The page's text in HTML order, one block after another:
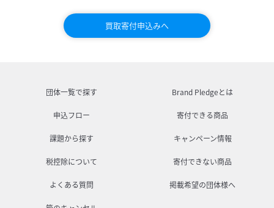
買取寄付申込みへ
団体一覧で探す Brand Pledgeとは
申込フロー 寄付できる商品
課題から探す キャンペーン情報
税控除について 寄付できない商品
よくある質問 掲載希望の団体様へ